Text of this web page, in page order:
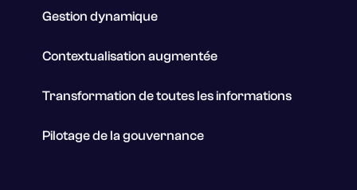
Gestion dynamique
Contextualisation augmentée
Transformation de toutes les informations
Pilotage de la gouvernance